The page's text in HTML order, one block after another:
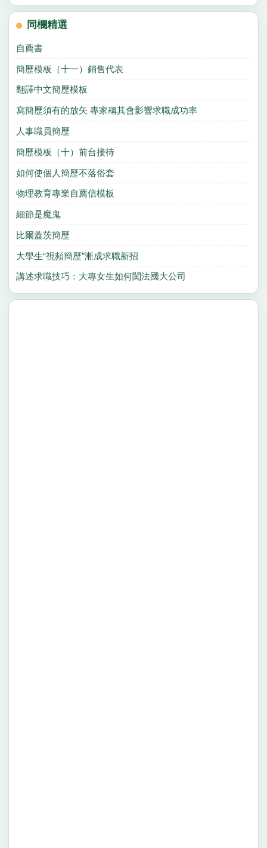
同欄精選
自薦書
簡歷模板（十一）銷售代表
翻譯中文簡歷模板
寫簡歷須有的放矢 專家稱其會影響求職成功率
人事職員簡歷
簡歷模板（十）前台接待
如何使個人簡歷不落俗套
物理教育專業自薦信模板
細節是魔鬼
比爾蓋茨簡歷
大學生“視頻簡歷”漸成求職新招
講述求職技巧：大專女生如何闖法國大公司